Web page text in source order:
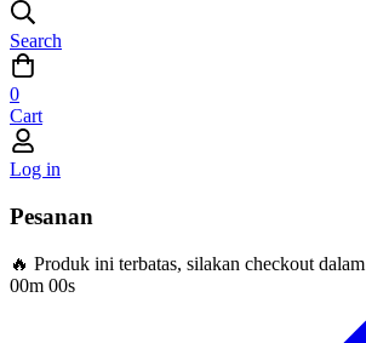
Search
0
Cart
Log in
Pesanan
🔥 Produk ini terbatas, silakan checkout
00m 00s